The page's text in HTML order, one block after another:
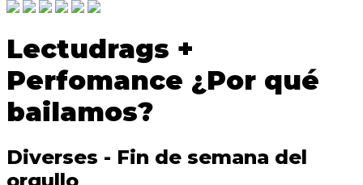
Lectudrags +
Perfomance ¿Por qué
bailamos?
Diverses - Fin de semana del